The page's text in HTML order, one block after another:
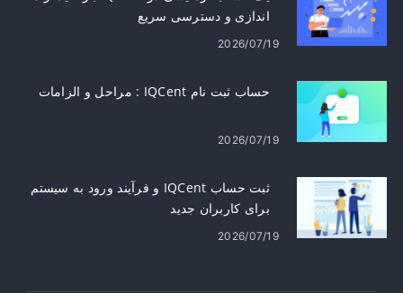
اندازی و دسترسی سریع
2026/07/19
حساب ثبت نام IQCent : مراحل و الزامات
2026/07/19
ثبت حساب IQCent و فرآیند ورود به سیستم
برای کاربران جدید
2026/07/19